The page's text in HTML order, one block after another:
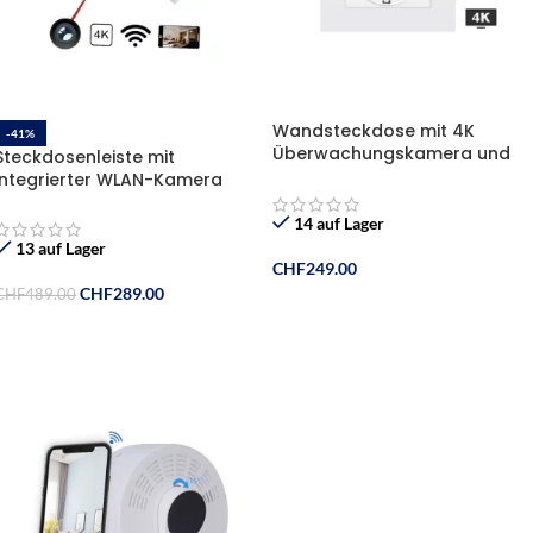
-41%
mit
WLAN-Kamera
13 auf Lager
489.00 CHF289.00
Wandsteckdose mit 4K
Überwachungskamera und
14 auf Lager
CHF249.00